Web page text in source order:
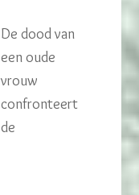
De dood van
een oude
vrouw
confronteert
de